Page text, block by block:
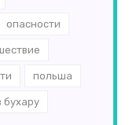
опасности
польша
бухару